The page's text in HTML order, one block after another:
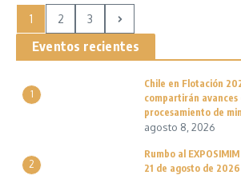
1 2 3
Eventos recientes
1
Chile en Flotación
compartirán
procesamiento de
agosto 8, 2026
2
Rumbo al
21 de agosto de 2026